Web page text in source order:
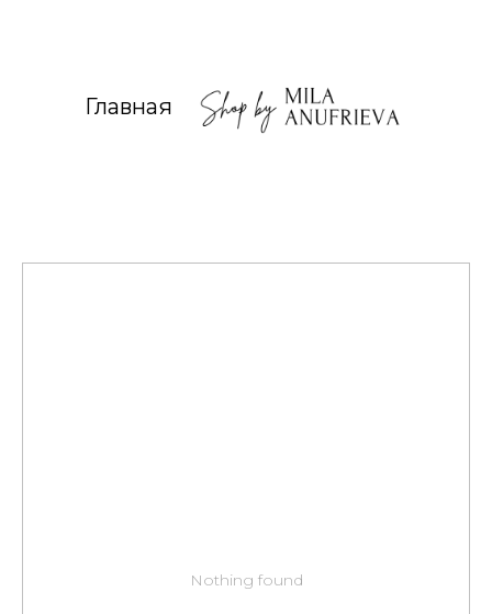
Главная
Nothing found